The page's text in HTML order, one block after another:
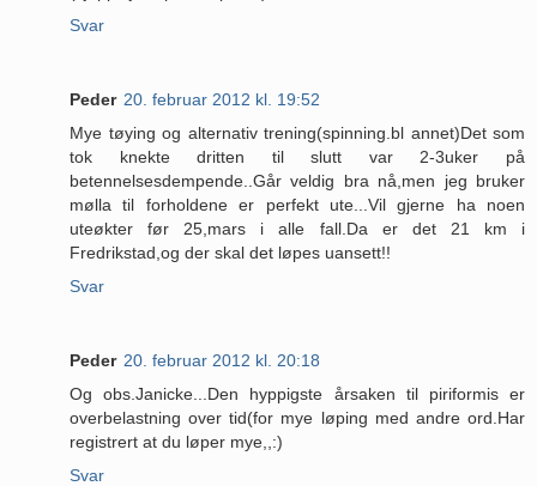
Svar
Peder 20. februar 2012 kl. 19:52
Mye tøying og alternativ trening(spinning.bl annet)Det som
tok knekte dritten til slutt var 2-3uker på
betennelsesdempende..Går veldig bra nå,men jeg bruker
mølla til forholdene er perfekt ute...Vil gjerne ha noen
uteøkter før 25,mars i alle fall.Da er det 21 km i
Fredrikstad,og der skal det løpes uansett!!
Svar
Peder 20. februar 2012 kl. 20:18
Og obs.Janicke...Den hyppigste årsaken til piriformis er
overbelastning over tid(for mye løping med andre ord.Har
registrert at du løper mye,,:)
Svar